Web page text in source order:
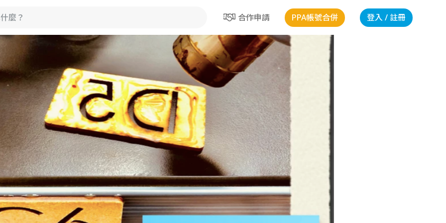
合作申請 PPA帳號合併 登入 / 註冊